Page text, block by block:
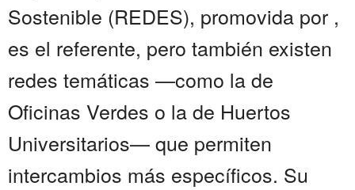
Sostenible (REDES), promovida por ,
es el referente, pero también existen
redes temáticas —como la de
Oficinas Verdes o la de Huertos
Universitarios— que permiten
intercambios más específicos. Su